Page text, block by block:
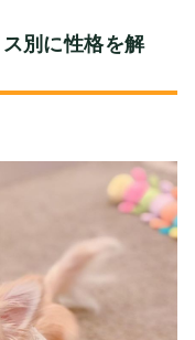
別に性格を解